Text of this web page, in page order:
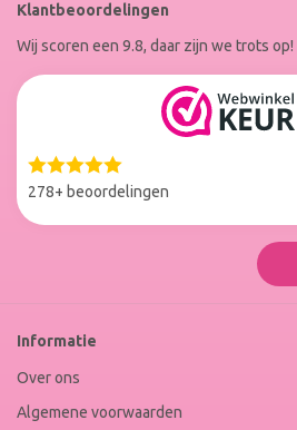
Facebook
op
Instagram
Klantbeoordelingen
Wij scoren een 9.8, daar zijn we trots op!
278+ beoordelingen
Web
Winkel
Informatie
Over ons
Algemene voorwaarden